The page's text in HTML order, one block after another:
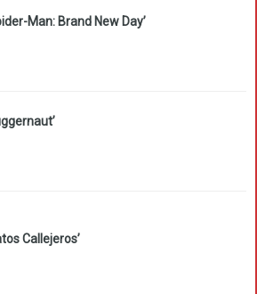
Man: Brand New Day’
Callejeros’